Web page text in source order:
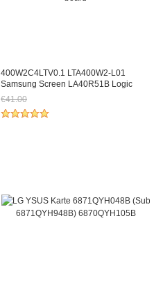
400W2C4LTV0.1 LTA400W2-L01
Samsung Screen LA40R51B Logic
Board
€41.00
Jetzt nur noch €38.13